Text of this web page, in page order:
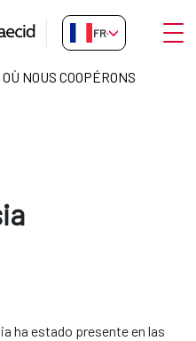
FR-FR
OÙ NOUS COOPÉRONS
ha estado presente en las